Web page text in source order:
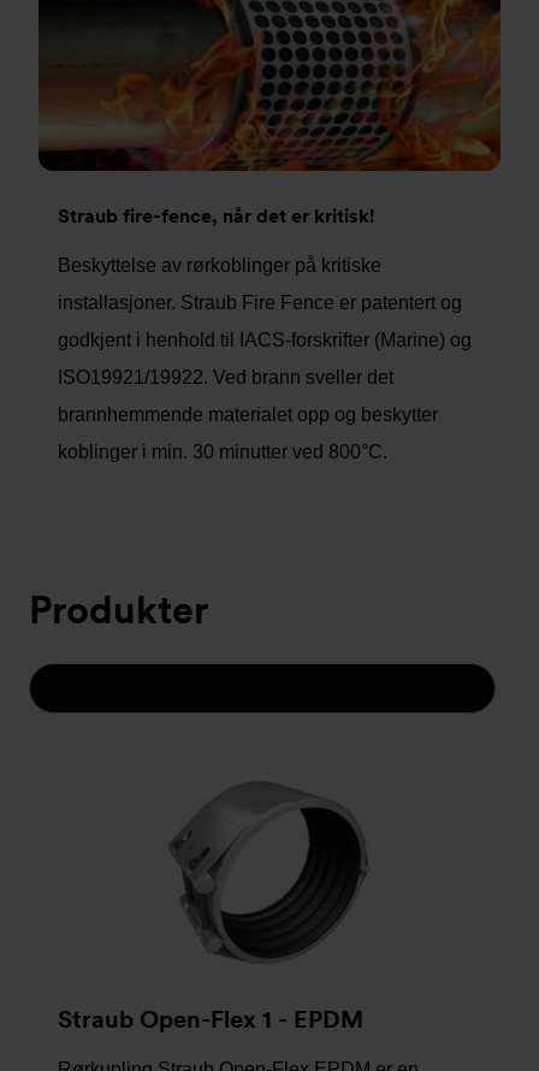
Straub fire-fence, når det er kritisk!
Beskyttelse av rørkoblinger på kritiske
installasjoner. Straub Fire Fence er patentert og
godkjent i henhold til IACS-forskrifter (Marine) og
ISO19921/19922. Ved brann sveller det
brannhemmende materialet opp og beskytter
koblinger i min. 30 minutter ved 800°C.
Produkter
Straub Open-Flex 1 - EPDM